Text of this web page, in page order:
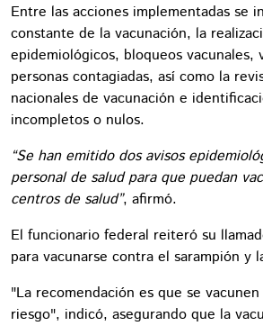
Entre las acciones implementadas se
constante de la vacunación, la
epidemiológicos, bloqueos vacunales,
personas contagiadas, así como la
nacionales de vacunación e
incompletos o nulos.
“Se han emitido dos avisos
personal de salud para que puedan
centros de salud”, afirmó.
El funcionario federal reiteró su
para vacunarse contra el sarampión y
"La recomendación es que se
riesgo", indicó, asegurando que la